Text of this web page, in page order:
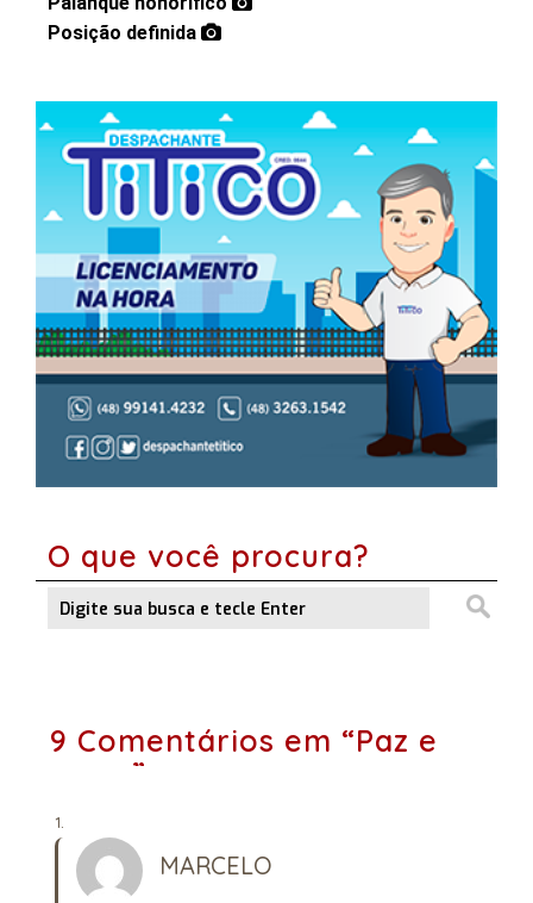
Posição definida
O que você procura?
9 Comentários em “Paz e
amor”
MARCELO